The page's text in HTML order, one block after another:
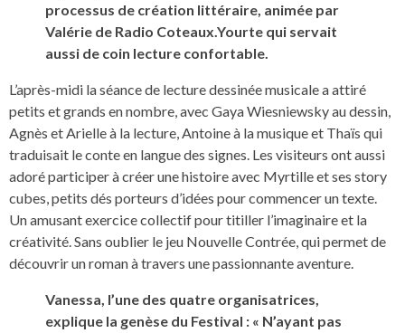
processus de création littéraire, animée par
Valérie de Radio Coteaux.Yourte qui servait
aussi de coin lecture confortable.
L’après-midi la séance de lecture dessinée musicale a attiré
petits et grands en nombre, avec Gaya Wiesniewsky au dessin,
Agnès et Arielle à la lecture, Antoine à la musique et Thaïs qui
traduisait le conte en langue des signes. Les visiteurs ont aussi
adoré participer à créer une histoire avec Myrtille et ses story
cubes, petits dés porteurs d’idées pour commencer un texte.
Un amusant exercice collectif pour titiller l’imaginaire et la
créativité. Sans oublier le jeu Nouvelle Contrée, qui permet de
découvrir un roman à travers une passionnante aventure.
Vanessa, l’une des quatre organisatrices,
explique la genèse du Festival : « N’ayant pas